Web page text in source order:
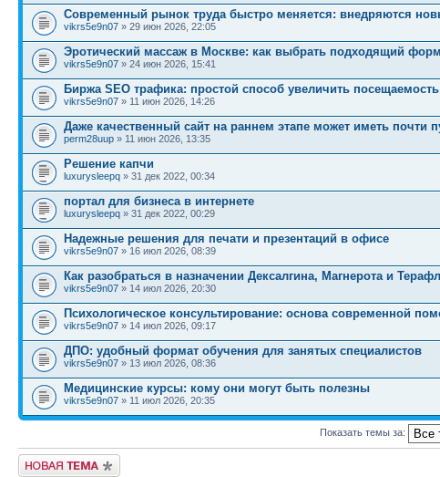
Современный рынок труда быстро меняется: внедряются
vikrs5e9n07 » 29 июн 2026, 22:05
Эротический массаж в Москве: как выбрать подходящий
vikrs5e9n07 » 24 июн 2026, 15:41
Биржа SEO трафика: простой способ увеличить посещаемость
vikrs5e9n07 » 11 июн 2026, 14:26
Даже качественный сайт на раннем этапе может иметь почти
perm28uup » 11 июн 2026, 13:35
Решение капчи
luxurysleepq » 31 дек 2022, 00:34
портал для бизнеса в интернете
luxurysleepq » 31 дек 2022, 00:29
Надежные решения для печати и презентаций в офисе
vikrs5e9n07 » 16 июл 2026, 08:39
Как разобраться в назначении Дексалгина, Магнерота и
vikrs5e9n07 » 14 июл 2026, 20:30
Психологическое консультирование: основа современной
vikrs5e9n07 » 14 июл 2026, 09:17
ДПО: удобный формат обучения для занятых специалистов
vikrs5e9n07 » 13 июл 2026, 08:36
Медицинские курсы: кому они могут быть полезны
vikrs5e9n07 » 11 июл 2026, 20:35
Показать темы за:
Новая тема